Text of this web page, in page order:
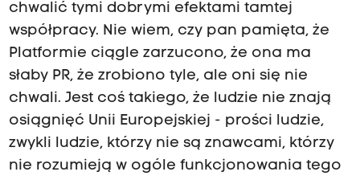
chwalić tymi dobrymi efektami tamtej
współpracy. Nie wiem, czy pan pamięta, że
Platformie ciągle zarzucono, że ona ma
słaby PR, że zrobiono tyle, ale oni się nie
chwali. Jest coś takiego, że ludzie nie znają
osiągnięć Unii Europejskiej - prości ludzie,
zwykli ludzie, którzy nie są znawcami, którzy
nie rozumieją w ogóle funkcjonowania tego